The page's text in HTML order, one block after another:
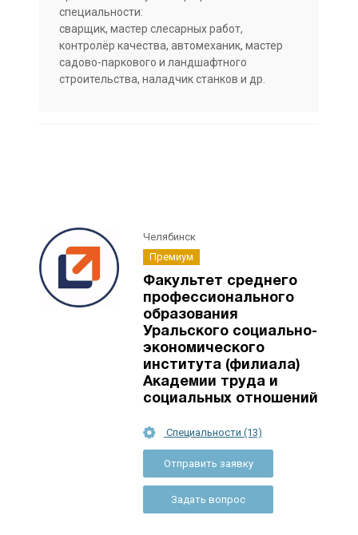
специальности:
сварщик, мастер слесарных работ,
контролёр качества, автомеханик, мастер
садово-паркового и ландшафтного
строительства, наладчик станков и др.
Челябинск
Премиум
Факультет среднего
профессионального
образования
Уральского социально-
экономического
института (филиала)
Академии труда и
социальных отношений
Специальности (13)
Отправить заявку
Задать вопрос